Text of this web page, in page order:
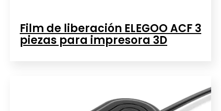
Film de liberación ELEGOO ACF 3
piezas para impresora 3D